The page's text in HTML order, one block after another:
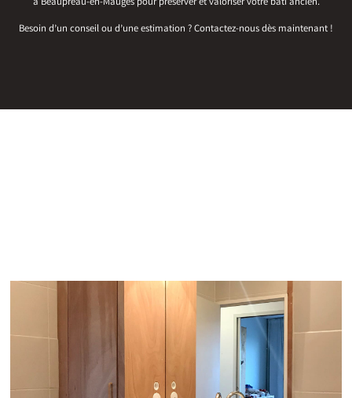
à Beaupréau-en-Mauges pour préserver et valoriser votre bâti ancien.
Besoin d’un conseil ou d’une estimation ? Contactez-nous dès maintenant !